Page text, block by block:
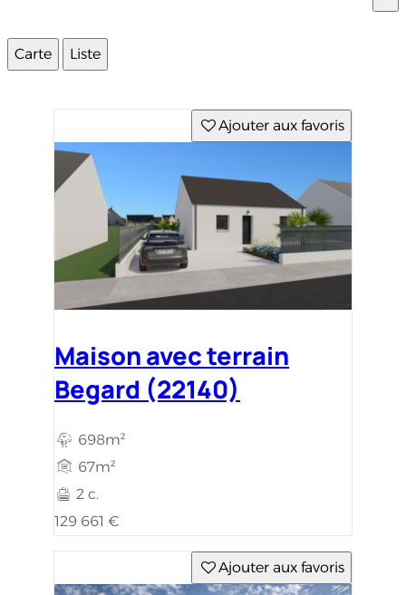
Carte Liste
Ajouter aux favoris
Maison avec terrain
Begard (22140)
698m²
67m²
2 c.
129 661 €
Ajouter aux favoris